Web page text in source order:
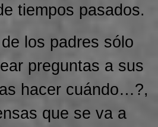
tiempos pasados.
los padres sólo
preguntas a sus
hacer cuándo…?,
que se va a